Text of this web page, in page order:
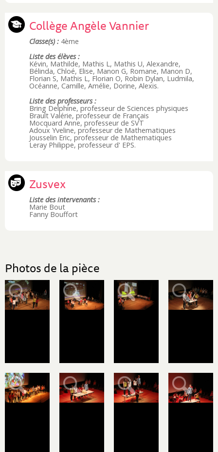
Collège Angèle Vannier
Classe(s) : 4ème
Liste des élèves :
Kévin, Mathilde, Mathis L, Mathis U, Alexandre,
Bélinda, Chloé, Elise, Manon G, Romane, Manon D,
Florian S, Mathis L, Florian O, Robin Dylan, Ludmila,
Océanne, Camille, Amélie, Dorine, Alexis.
Liste des professeurs :
Bring Delphine, professeur de Sciences physiques
Brault Valérie, professeur de Français
Mocquard Anne, professeur de SVT
Adoux Yveline, professeur de Mathematiques
Jousselin Eric, professeur de Mathematiques
Leray Philippe, professeur d' EPS.
Zusvex
Liste des intervenants :
Marie Bout
Fanny Bouffort
Photos de la pièce